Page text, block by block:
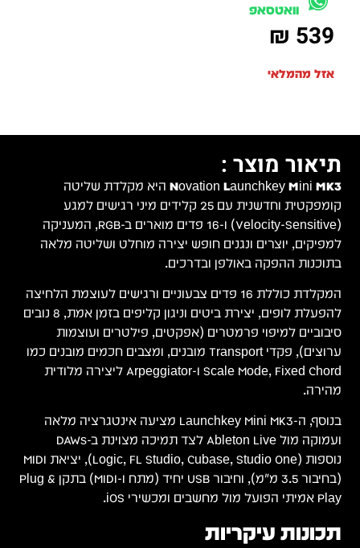
וואטסאפ
₪ 539
אזל מהמלאי
תיאור מוצר :
Novation Launchkey Mini MK3 היא מקלדת שליטה
קומפקטית וחדשנית עם 25 קלידים מיני רגישים למגע
(Velocity-Sensitive) ו-16 פדים מוארים ב-RGB, המעניקה
למפיקים, יוצרים ונגנים חופש יצירה מוחלט ושליטה מלאה
בתוכנות ההפקה באולפן ובדרכים.
המקלדת כוללת 16 פדים צבעוניים ורגישים לעוצמת הלחיצה
להפעלת לופים, יצירת ביטים וניגון קליפים בזמן אמת, 8 נובים
סיבוביים למיפוי פרמטרים (אפקטים, פילטרים ועוצמות
ערוצים), פקדי Transport מובנים, ומצבים חכמים מובנים כמו
Scale Mode, Fixed Chord ו-Arpeggiator ליצירה מלודית
מהירה.
בנוסף, ה-Launchkey Mini MK3 מציעה אינטגרציה מלאה
ועמוקה מול Ableton Live לצד תמיכה מצוינת ב-DAWs
נוספות (Logic, FL Studio, Cubase, Studio One), יציאת MIDI
(בחיבור 3.5 מ"מ), וחיבור USB יחיד (מתח ו-MIDI) בתקן Plug &
Play אמיתי הפועל מול מחשבים ומכשירי iOS.
תכונות עיקריות